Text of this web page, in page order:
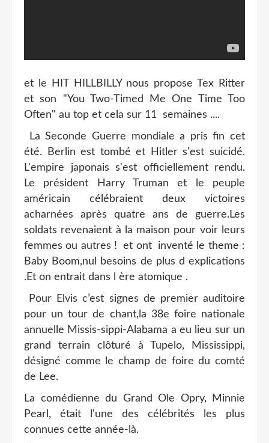
et le HIT HILLBILLY nous propose Tex Ritter
et son "You Two-Timed Me One Time Too
Often" au top et cela sur 11 semaines ....
La Seconde Guerre mondiale a pris fin cet
été. Berlin est tombé et Hitler s'est suicidé.
L'empire japonais s'est officiellement rendu.
Le président Harry Truman et le peuple
américain célébraient deux victoires
acharnées après quatre ans de guerre.Les
soldats revenaient à la maison pour voir leurs
femmes ou autres ! et ont inventé le theme :
Baby Boom,nul besoins de plus d explications
.Et on entrait dans l ère atomique .
Pour Elvis c’est signes de premier auditoire
pour un tour de chant,la 38e foire nationale
annuelle Missis-sippi-Alabama a eu lieu sur un
grand terrain clôturé à Tupelo, Mississippi,
désigné comme le champ de foire du comté
de Lee.
La comédienne du Grand Ole Opry, Minnie
Pearl, était l'une des célébrités les plus
connues cette année-là.